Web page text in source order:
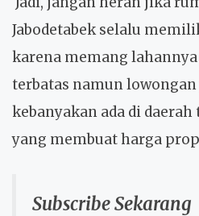
Jabodetabek selalu
karena memang
terbatas namun
kebanyakan ada di
yang membuat harga
Subscribe Sekarang